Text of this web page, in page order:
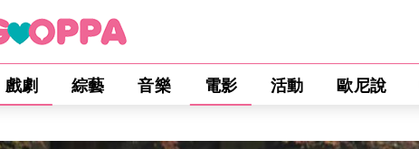
戲劇 綜藝 音樂 電影 活動 歐尼說